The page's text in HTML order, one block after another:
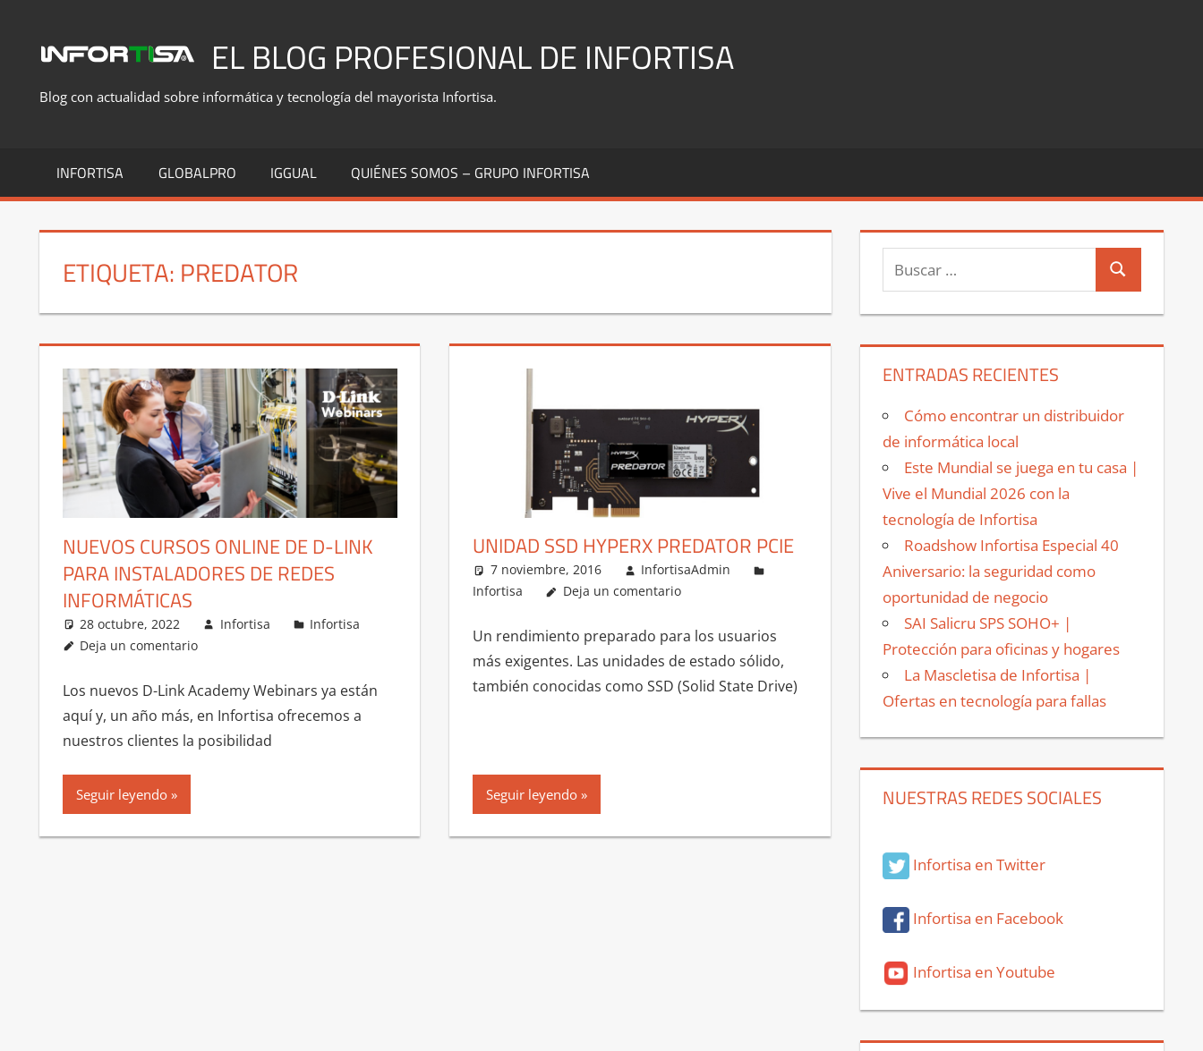
contenido
EL BLOG PROFESIONAL DE INFORTISA
Blog con actualidad sobre informática y tecnología del mayorista Infortisa.
INFORTISA GLOBALPRO IGGUAL QUIÉNES SOMOS – GRUPO INFORTISA
ETIQUETA: PREDATOR
NUEVOS CURSOS ONLINE DE D-LINK
PARA INSTALADORES DE REDES
INFORMÁTICAS
28 octubre, 2022 Infortisa
Infortisa
Deja un comentario
Los nuevos D-Link Academy Webinars ya están
aquí y, un año más, en Infortisa ofrecemos a
nuestros clientes la posibilidad
Seguir leyendo
UNIDAD SSD HYPERX PREDATOR PCIE
7 noviembre, 2016
InfortisaAdmin
Infortisa
Deja un comentario
Un rendimiento preparado para los usuarios
más exigentes. Las unidades de estado sólido,
también conocidas como SSD (Solid State Drive)
Seguir leyendo
Buscar:
Buscar
ENTRADAS RECIENTES
Cómo encontrar un distribuidor
de informática local
Este Mundial se juega en tu casa |
Vive el Mundial 2026 con la
tecnología de Infortisa
Roadshow Infortisa Especial 40
Aniversario: la seguridad como
oportunidad de negocio
SAI Salicru SPS SOHO+ |
Protección para oficinas y hogares
La Mascletisa de Infortisa |
Ofertas en tecnología para fallas
NUESTRAS REDES SOCIALES
Infortisa en Twitter
Infortisa en Facebook
Infortisa en Youtube